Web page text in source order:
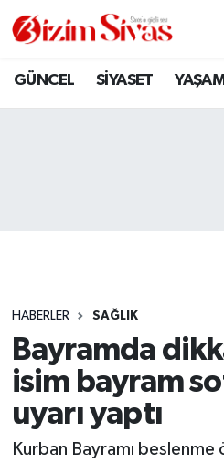
GÜNCEL SİYASET
HABERLER SAĞLIK
Bayramda
isim bayram
uyarı yaptı
Kurban Bayramı beslenme
ARAMIZDAN
GÜNCEL
KÜLTÜR
MAGAZİN
Sivas Nöbetçi Eczaneler
Son Dakika Haberleri
Haber Arşivi